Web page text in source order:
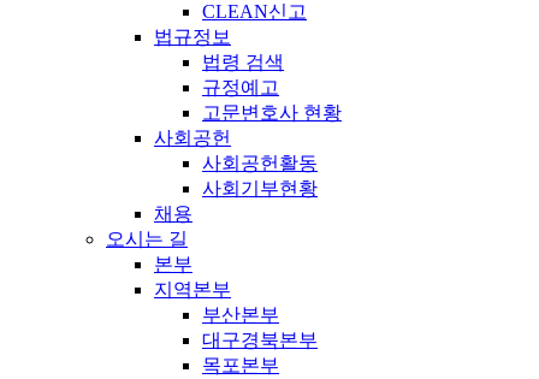
CLEAN신고
법규정보
법령 검색
규정예고
고문변호사 현황
사회공헌
사회공헌활동
사회기부현황
채용
오시는 길
본부
지역본부
부산본부
대구경북본부
목포본부